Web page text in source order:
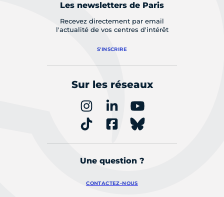
Les newsletters de Paris
Recevez directement par email
l'actualité de vos centres d'intérêt
S'INSCRIRE
Sur les réseaux
Une question ?
CONTACTEZ-NOUS